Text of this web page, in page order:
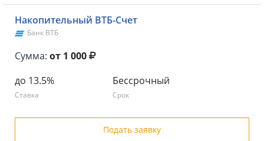
Накопительный ВТБ-Счет
Банк ВТБ
Сумма: от 1 000
до 13.5%
Ставка
Бессрочный
Срок
Подать заявку